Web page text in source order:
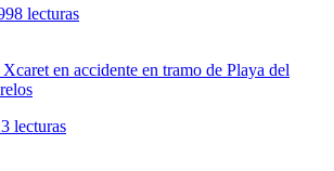
lecturas
en accidente en tramo de Playa del
lecturas